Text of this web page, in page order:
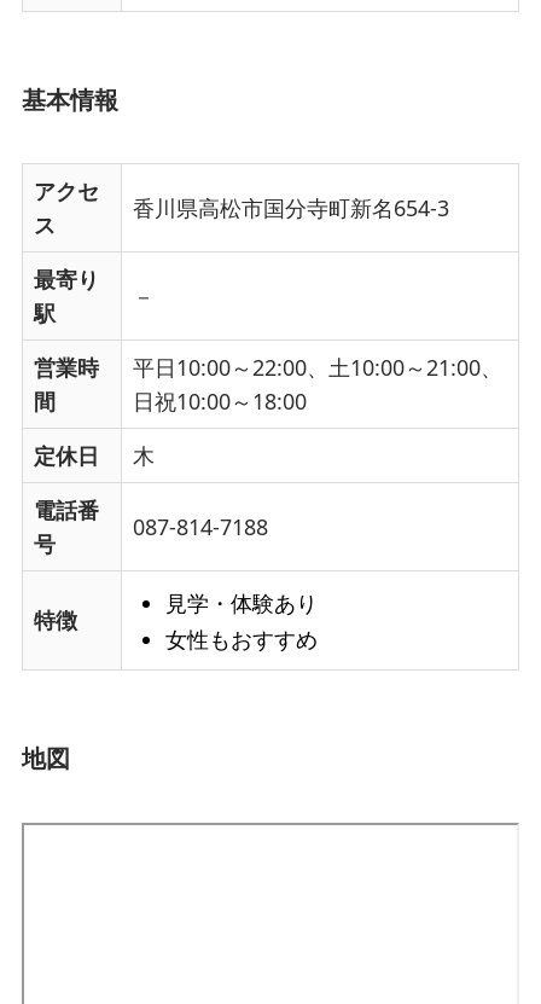
基本情報
アクセ
ス
香川県高松市国分寺町新名654-3
最寄り
駅
－
営業時
間
平日10:00～22:00、土10:00～21:00、
日祝10:00～18:00
定休日
木
電話番
号
087-814-7188
特徴
見学・体験あり
女性もおすすめ
地図